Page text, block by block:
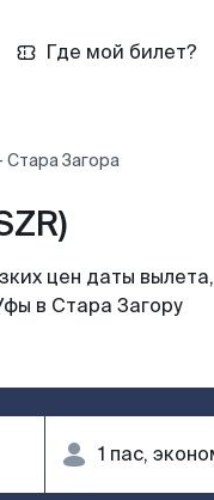
Где мой билет?
Стара Загора
цен даты вылета,
в Стара Загору